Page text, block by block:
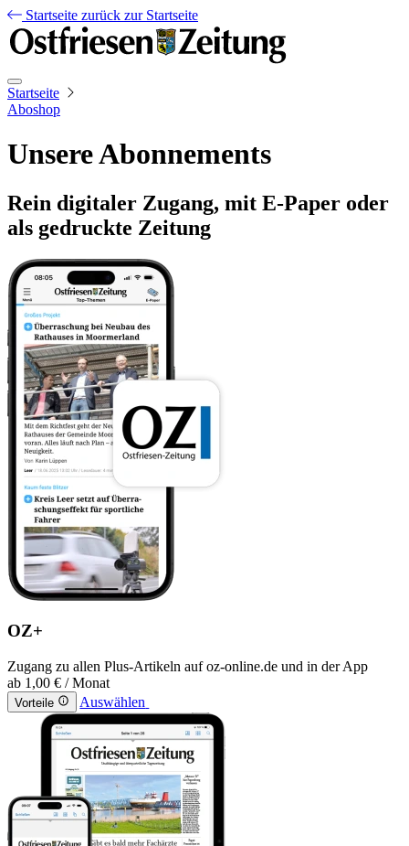
Startseite zurück zur Startseite
Startseite
Aboshop
Unsere Abonnements
Rein digitaler Zugang, mit E-Paper oder
als gedruckte Zeitung
OZ+
Zugang zu allen Plus-Artikeln auf oz-online.de und in der App
ab 1,00 € / Monat
Vorteile Auswählen